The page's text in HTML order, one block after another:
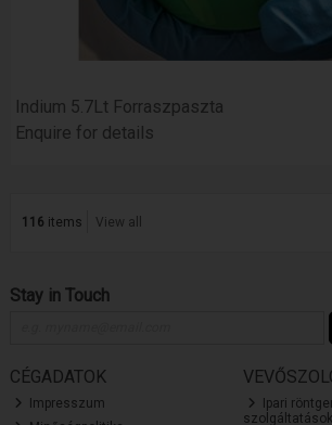
Indium 5.7Lt Forraszpaszta
Enquire for details
116 items View all
Stay in Touch
CÉGADATOK
Impresszum
Ipari
szolgáltatások